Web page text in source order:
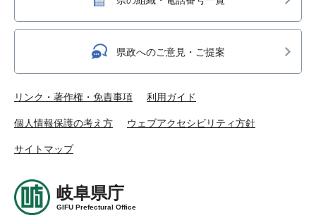
県政へのご意見・ご提案
リンク・著作権・免責事項 利用ガイド
個人情報保護の考え方 ウェブアクセシビリティ方針
サイトマップ
岐阜県庁
GIFU Prefectural Office